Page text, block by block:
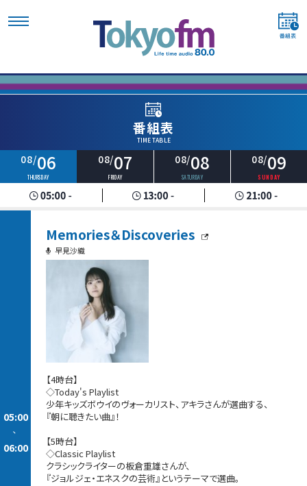
番組表
TIME TABLE
08/06
THURSDAY
08/07
FRIDAY
08/08
SATURDAY
08/09
SUNDAY
05:00
-
06:00
Memories＆Discoveries
早見沙織
【4時台】
◇Today's Playlist
少年キッズボウイのヴォーカリスト、アキラさんが選曲する、
『朝に聴きたい曲』！
【5時台】
◇Classic Playlist
クラシックライターの板倉重雄さんが、
『ジョルジェ・エネスクの芸術』というテーマで選曲。